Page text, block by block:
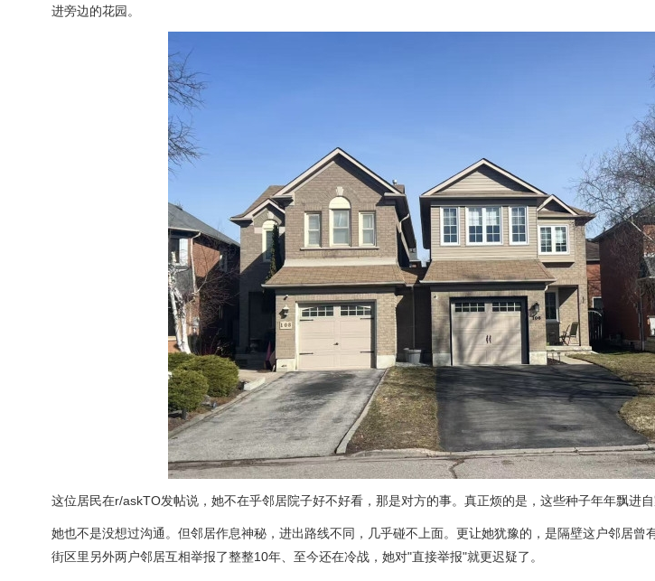
进旁边的花园。
这位居民在r/askTO发帖说，她不在乎邻居院子好不好看，那是对方的事。真正烦的是，这些种子年年飘进
她也不是没想过沟通。但邻居作息神秘，进出路线不同，几乎碰不上面。更让她犹豫的，是隔壁这户邻居曾
街区里另外两户邻居互相举报了整整10年、至今还在冷战，她对"直接举报"就更迟疑了。